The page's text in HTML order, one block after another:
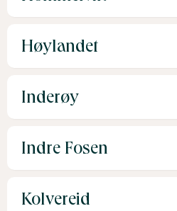
Høylandet
Inderøy
Indre Fosen
Kolvereid